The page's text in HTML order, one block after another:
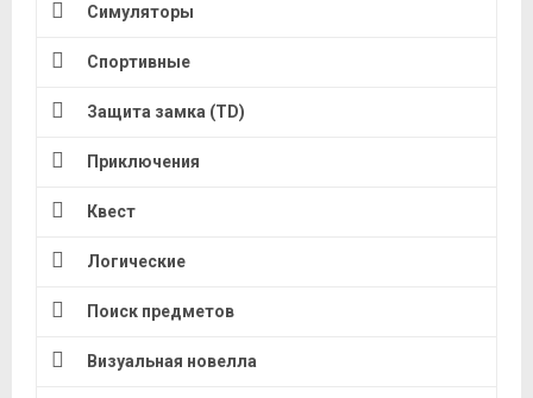
Симуляторы
Спортивные
Защита замка (TD)
Приключения
Квест
Логические
Поиск предметов
Визуальная новелла